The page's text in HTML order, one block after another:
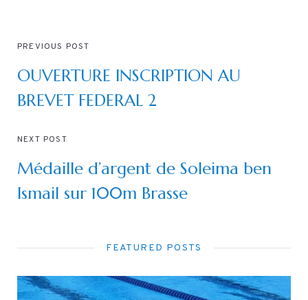
PREVIOUS POST
OUVERTURE INSCRIPTION AU
BREVET FEDERAL 2
NEXT POST
Médaille d’argent de Soleima ben
Ismail sur 100m Brasse
FEATURED POSTS